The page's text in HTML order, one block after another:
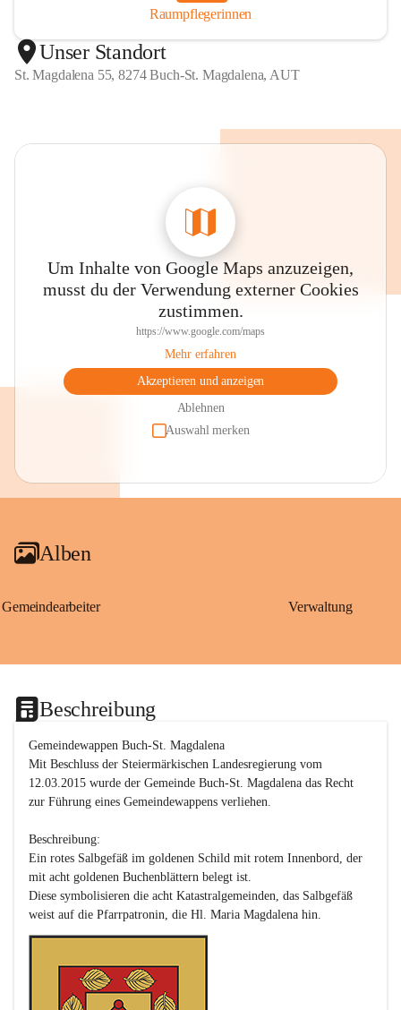
Raumpflegerinnen
Unser Standort
St. Magdalena 55, 8274 Buch-St. Magdalena, AUT
Um Inhalte von Google Maps anzuzeigen,
musst du der Verwendung externer Cookies
zustimmen.
https://www.google.com/maps
Mehr erfahren
Akzeptieren und anzeigen
Ablehnen
Auswahl merken
Alben
Gemeindearbeiter Verwaltung
Beschreibung
Gemeindewappen Buch-St. Magdalena
Mit Beschluss der Steiermärkischen Landesregierung vom
12.03.2015 wurde der Gemeinde Buch-St. Magdalena das Recht
zur Führung eines Gemeindewappens verliehen.
Beschreibung:
Ein rotes Salbgefäß im goldenen Schild mit rotem Innenbord, der
mit acht goldenen Buchenblättern belegt ist.
Diese symbolisieren die acht Katastralgemeinden, das Salbgefäß